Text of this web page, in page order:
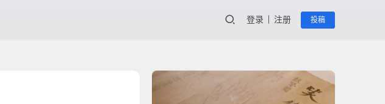
登录 注册 投稿